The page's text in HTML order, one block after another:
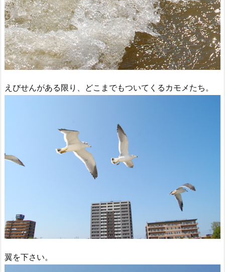
えびせんがある限り、どこまでもついてくるカモメたち。
翼を下さい。